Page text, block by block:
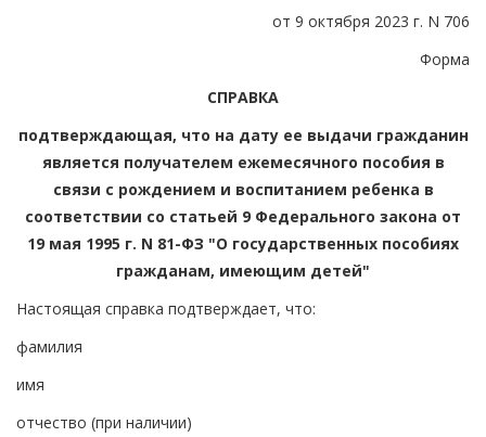
от 9 октября 2023 г. N 706
Форма
СПРАВКА
подтверждающая, что на дату ее выдачи гражданин
является получателем ежемесячного пособия в
связи с рождением и воспитанием ребенка в
соответствии со статьей 9 Федерального закона от
19 мая 1995 г. N 81-ФЗ "О государственных пособиях
гражданам, имеющим детей"
Настоящая справка подтверждает, что:
фамилия
имя
отчество (при наличии)